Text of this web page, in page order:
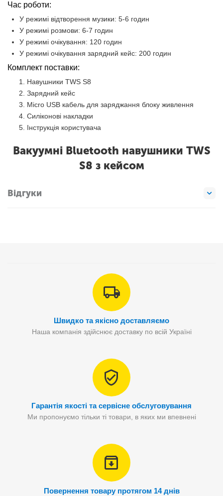
Час роботи:
У режимі відтворення музики: 5-6 годин
У режимі розмови: 6-7 годин
У режимі очікування: 120 годин
У режимі очікування зарядний кейс: 200 годин
Комплект поставки:
Навушники TWS S8
Зарядний кейс
Micro USB кабель для заряджання блоку живлення
Силіконові накладки
Інструкція користувача
Вакуумні Bluetooth навушники TWS
S8 з кейсом
Відгуки
Швидко та якісно доставляємо
Наша компанія здійснює доставку по всій Україні
Гарантія якості та сервісне обслуговування
Ми пропонуємо тільки ті товари, в яких ми впевнені
Повернення товару протягом 14 днів